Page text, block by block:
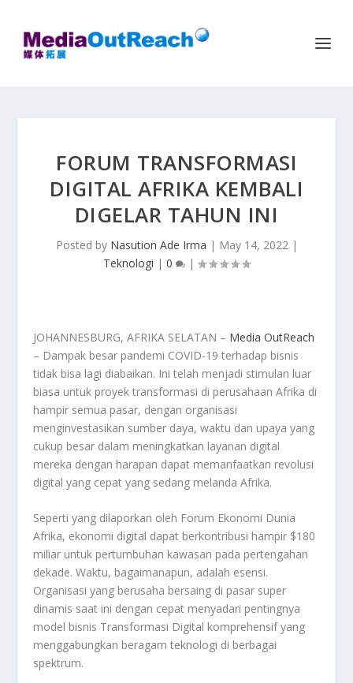
FORUM TRANSFORMASI
DIGITAL AFRIKA KEMBALI
DIGELAR TAHUN INI
Posted by Nasution Ade Irma | May 14, 2022|
Teknologi | 0 |
JOHANNESBURG, AFRIKA SELATAN – Media OutReach
– Dampak besar pandemi COVID-19 terhadap bisnis
tidak bisa lagi diabaikan. Ini telah menjadi stimulan luar
biasa untuk proyek transformasi di perusahaan Afrika di
hampir semua pasar, dengan organisasi
menginvestasikan sumber daya, waktu dan upaya yang
cukup besar dalam meningkatkan layanan digital
mereka dengan harapan dapat memanfaatkan revolusi
digital yang cepat yang sedang melanda Afrika.
Seperti yang dilaporkan oleh Forum Ekonomi Dunia
Afrika, ekonomi digital dapat berkontribusi hampir $180
miliar untuk pertumbuhan kawasan pada pertengahan
dekade. Waktu, bagaimanapun, adalah esensi.
Organisasi yang berusaha bersaing di pasar super
dinamis saat ini dengan cepat menyadari pentingnya
model bisnis Transformasi Digital komprehensif yang
menggabungkan beragam teknologi di berbagai
spektrum.